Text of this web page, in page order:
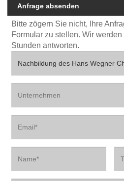
Anfrage absenden
Bitte zögern Sie nicht, Ihre
Formular zu stellen. Wir
Stunden antworten.